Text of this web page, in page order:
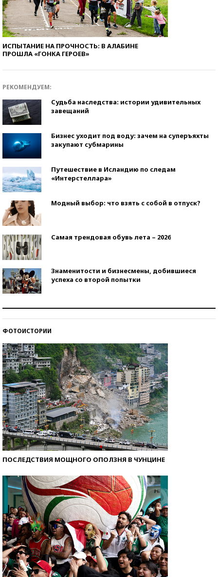
ИСПЫТАНИЕ НА ПРОЧНОСТЬ: В АЛАБИНЕ
ПРОШЛА «ГОНКА ГЕРОЕВ»
РЕКОМЕНДУЕМ:
Судьба наследства: истории удивительных
завещаний
Бизнес уходит под воду: зачем на суперъяхты
закупают субмарины
Путешествие в Исландию по следам
«Интерстеллара»
Модный выбор: что взять с собой в отпуск?
Самая трендовая обувь лета – 2026
Знаменитости и бизнесмены, добившиеся
успеха со второй попытки
ФОТОИСТОРИИ
ПОСЛЕДСТВИЯ МОЩНОГО ОПОЛЗНЯ В ЧУНЦИНЕ